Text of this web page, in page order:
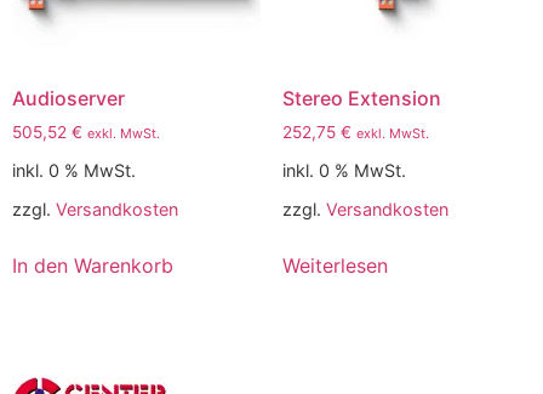
Audioserver
505,52 € exkl. MwSt.
inkl. 0 % MwSt.
zzgl. Versandkosten
In den Warenkorb
Stereo Extension
252,75 € exkl. MwSt.
inkl. 0 % MwSt.
zzgl. Versandkosten
Weiterlesen